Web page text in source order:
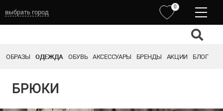
выбрать город
0
ОБРАЗЫ ОДЕЖДА ОБУВЬ АКСЕССУАРЫ БРЕНДЫ АКЦИИ БЛОГ
БРЮКИ